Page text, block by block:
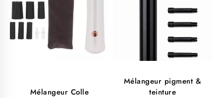
Mélangeur Colle
Mélangeur pigment &
teinture